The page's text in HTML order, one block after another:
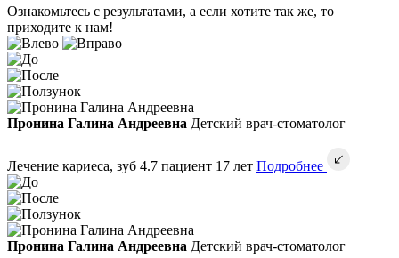
Ознакомьтесь с результатами, а если хотите так же, то
приходите к нам!
Пронина Галина Андреевна Детский врач-стоматолог
Лечение кариеса, зуб 4.7 пациент 17 лет Подробнее
Пронина Галина Андреевна Детский врач-стоматолог